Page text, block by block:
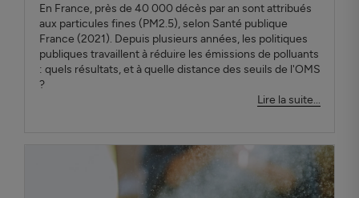
En France, près de 40 000 décès par an sont attribués
aux particules fines (PM2.5), selon Santé publique
France (2021). Depuis plusieurs années, les politiques
publiques travaillent à réduire les émissions de polluants
: quels résultats, et à quelle distance des seuils de l'OMS
?
Lire la suite...